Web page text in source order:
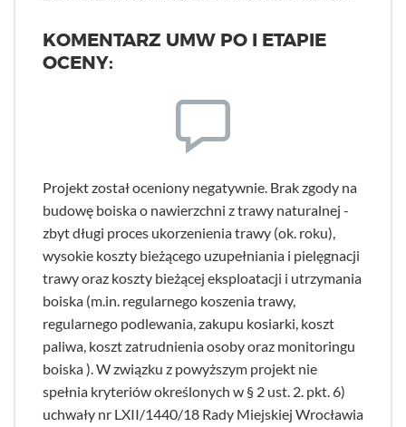
KOMENTARZ UMW PO I ETAPIE
OCENY:
Projekt został oceniony negatywnie. Brak zgody na
budowę boiska o nawierzchni z trawy naturalnej -
zbyt długi proces ukorzenienia trawy (ok. roku),
wysokie koszty bieżącego uzupełniania i pielęgnacji
trawy oraz koszty bieżącej eksploatacji i utrzymania
boiska (m.in. regularnego koszenia trawy,
regularnego podlewania, zakupu kosiarki, koszt
paliwa, koszt zatrudnienia osoby oraz monitoringu
boiska ). W związku z powyższym projekt nie
spełnia kryteriów określonych w § 2 ust. 2. pkt. 6)
uchwały nr LXII/1440/18 Rady Miejskiej Wrocławia